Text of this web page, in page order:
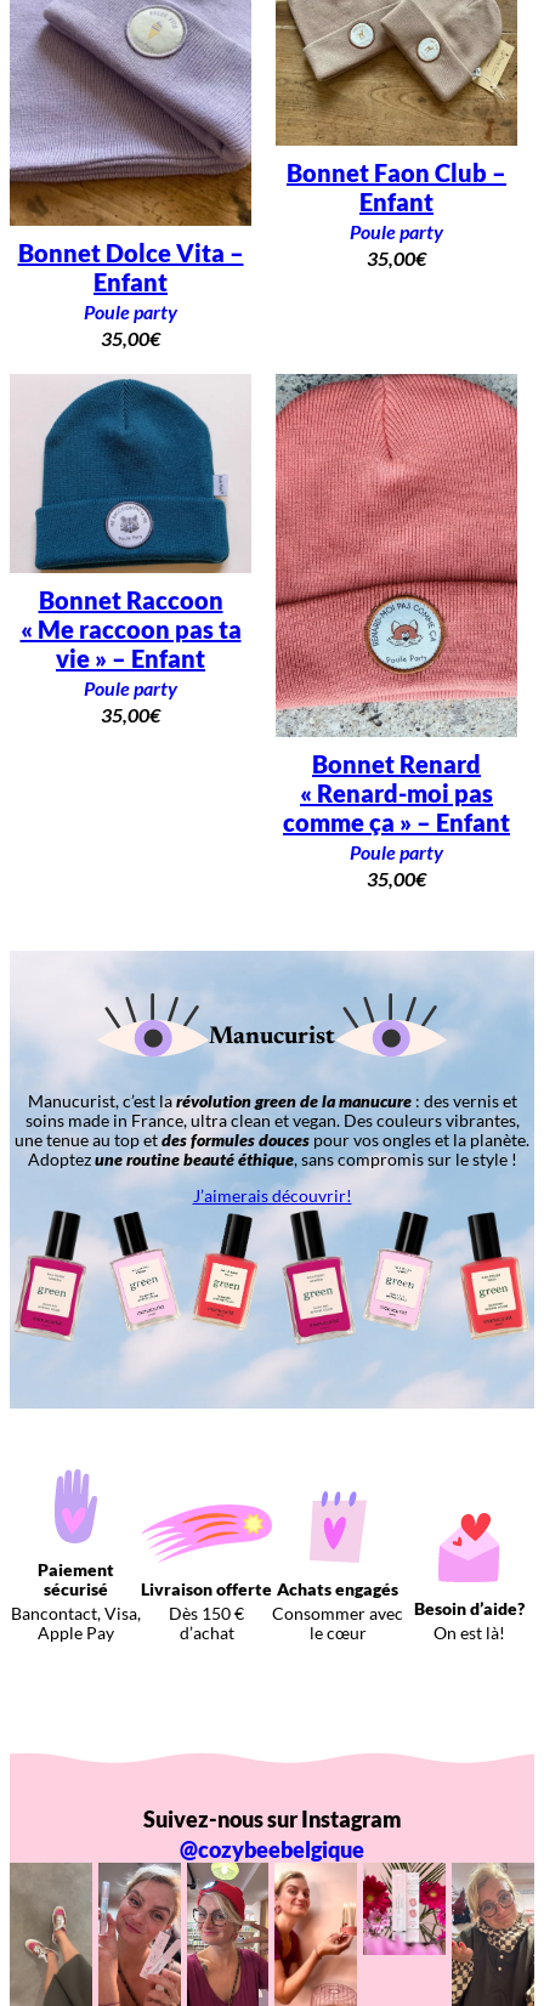
Bonnet Dolce Vita –
Enfant
Poule party
35,00€
Bonnet Faon Club –
Enfant
Poule party
35,00€
Bonnet Raccoon
« Me raccoon pas ta
vie » – Enfant
Poule party
35,00€
Bonnet Renard
« Renard-moi pas
comme ça » – Enfant
Poule party
35,00€
Manucurist
Manucurist, c’est larévolution green de la manucure: des vernis et
soins made in France, ultra clean et vegan. Des couleurs vibrantes,
une tenue au top etdes formules douces pour vos ongles et la planète.
Adoptezune routine beauté éthique, sans compromis sur le style !
J’aimerais découvrir!
Paiement
sécurisé
Bancontact, Visa,
Apple Pay
Livraison offerte
Dès 150 €
d’achat
Achats engagés
Consommer avec
le cœur
Besoin d’aide?
On est là!
Suivez-nous sur Instagram
@cozybeebelgique